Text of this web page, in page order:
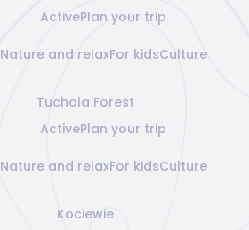
ActivePlan your trip
Nature and relaxFor kidsCulture
Tuchola Forest
ActivePlan your trip
Nature and relaxFor kidsCulture
Kociewie